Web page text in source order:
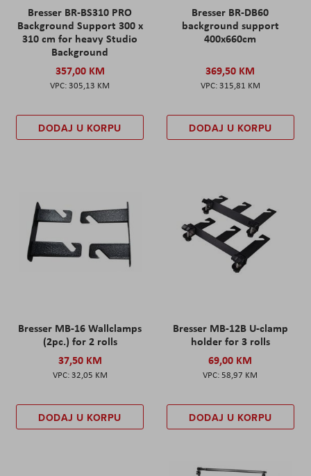
Bresser BR-BS310 PRO
Background Support 300 x
310 cm for heavy Studio
Background
357,00 KM
305,13 KM
DODAJ U KORPU
Bresser BR-DB60
background support
400x660cm
369,50 KM
315,81 KM
DODAJ U KORPU
Bresser MB-16 Wallclamps
(2pc.) for 2 rolls
37,50 KM
32,05 KM
DODAJ U KORPU
Bresser MB-12B U-clamp
holder for 3 rolls
69,00 KM
58,97 KM
DODAJ U KORPU